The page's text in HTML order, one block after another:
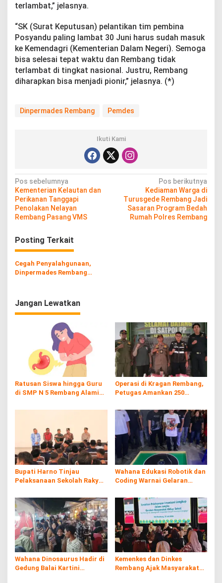
terlambat,” jelasnya.
“SK (Surat Keputusan) pelantikan tim pembina
Posyandu paling lambat 30 Juni harus sudah masuk
ke Kemendagri (Kementerian Dalam Negeri). Semoga
bisa selesai tepat waktu dan Rembang tidak
terlambat di tingkat nasional. Justru, Rembang
diharapkan bisa menjadi pionir,” jelasnya. (*)
Dinpermades Rembang Pemdes
Ikuti Kami
N
a
v
g
a
s
o
Pos sebelumnya
Kementerian Kelautan dan
Perikanan Tanggapi
Penolakan Nelayan
Rembang Pasang VMS
Pos berikutnya
Kediaman Warga di
Turusgede Rembang Jadi
Sasaran Program Bedah
Rumah Polres Rembang
Posting Terkait
Cegah Penyalahgunaan,
Dinpermades Rembang
Jangan Lewatkan
Ratusan Siswa hingga Guru
di SMP N 5 Rembang Alami
Operasi di Kragan Rembang,
Petugas Amankan 250
Bupati Harno Tinjau
Pelaksanaan Sekolah Rakyat
Wahana Edukasi Robotik dan
Coding Warnai Gelaran
Wahana Dinosaurus Hadir di
Gedung Balai Kartini
Kemenkes dan Dinkes
Rembang Ajak Masyarakat